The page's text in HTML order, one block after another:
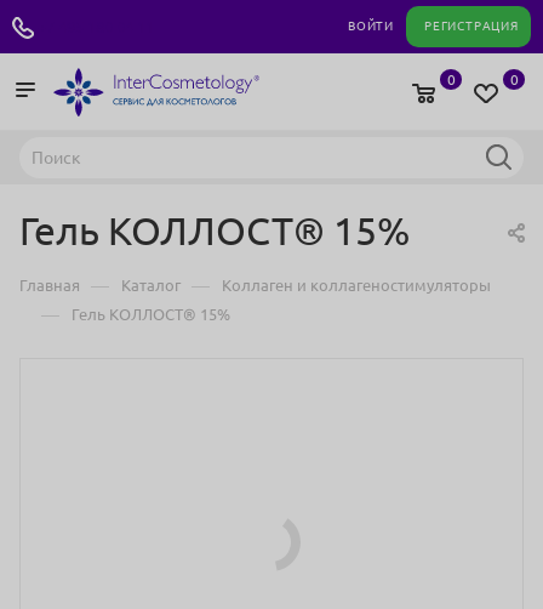
ВОЙТИ РЕГИСТРАЦИЯ
0
0
Гель КОЛЛОСТ® 15%
Главная — Каталог — Коллаген и коллагеностимуляторы
— Гель КОЛЛОСТ® 15%